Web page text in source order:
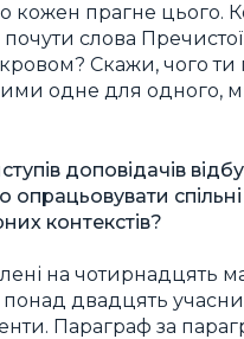
кожен прагне цього.
почути слова
Скажи, чого
одне для одного,
доповідачів
опрацьовувати
контекстів?
на чотирнадцять
понад двадцять
Параграф за